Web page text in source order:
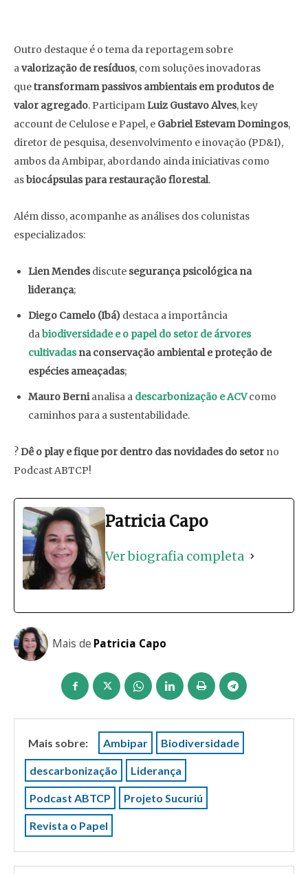
Outro destaque é o tema da reportagem sobre
avalorização de resíduos, com soluções inovadoras
quetransformam passivos ambientais em produtos de
valor agregado. ParticipamLuiz Gustavo Alves, key
account de Celulose e Papel, e Gabriel Estevam Domingos,
diretor de pesquisa, desenvolvimento e inovação (PD&I),
ambos da Ambipar, abordando ainda iniciativas como
asbiocápsulas para restauração florestal.
Além disso, acompanhe as análises dos colunistas
especializados:
Lien Mendesdiscute segurança psicológica na
liderança;
Diego Camelo (Ibá) destaca a importância
dabiodiversidade e o papel do setor de árvores
cultivadasna conservação ambiental e proteção de
espécies ameaçadas;
Mauro Bernianalisa a descarbonização e ACVcomo
caminhos para a sustentabilidade.
?Dê o play e fique por dentro das novidades do setor no
Podcast ABTCP!
Patricia Capo
Ver biografia completa
Mais de Patricia Capo
Mais sobre: Ambipar Biodiversidade
descarbonização Liderança
Podcast ABTCP Projeto Sucuriú
Revista o Papel